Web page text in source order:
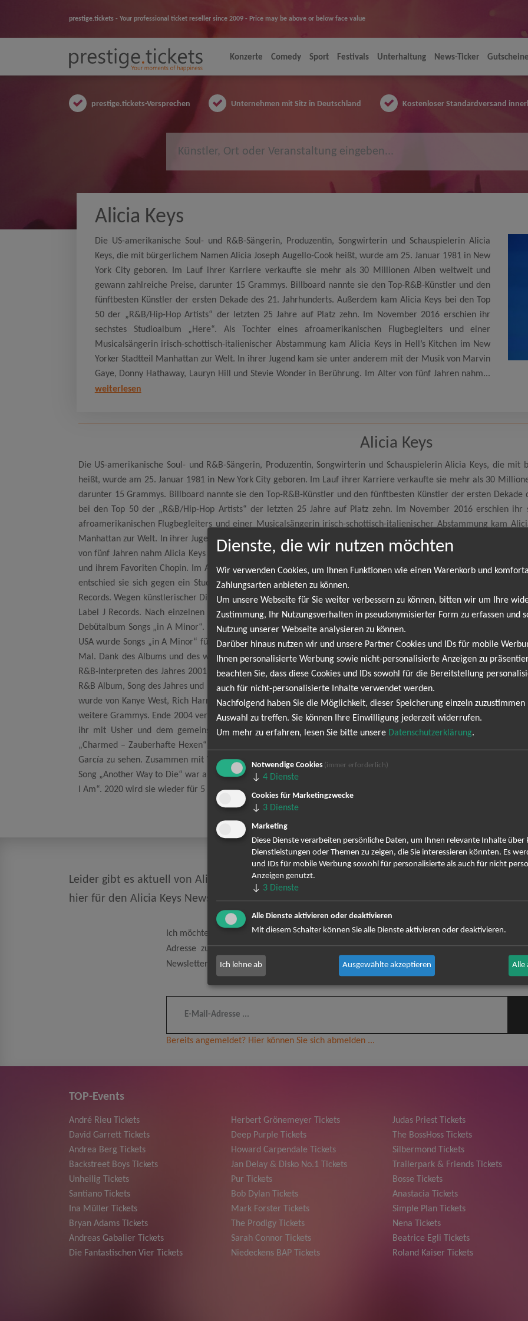
prestige.tickets - Your professional ticket reseller since 2009 - Price may be above or below face value
Konzerte Comedy Sport Festivals Unterhaltung News-Ticker Gutscheine
prestige.tickets-Versprechen Unternehmen mit Sitz in Deutschland Kostenloser Standardversand
Alicia Keys
Die US-amerikanische Soul- und R&B-Sängerin, Produzentin, Songwirterin und Schauspielerin Alicia
Keys, die mit bürgerlichem Namen Alicia Joseph Augello-Cook heißt, wurde am 25. Januar 1981 in New
York City geboren. Im Lauf ihrer Karriere verkaufte sie mehr als 30 Millionen Alben weltweit und
gewann zahlreiche Preise, darunter 15 Grammys. Billboard nannte sie den Top-R&B-Künstler und den
fünftbesten Künstler der ersten Dekade des 21. Jahrhunderts. Außerdem kam Alicia Keys bei den Top
50 der „R&B/Hip-Hop Artists“ der letzten 25 Jahre auf Platz zehn. Im November 2016 erschien ihr
sechstes Studioalbum „Here“. Als Tochter eines afroamerikanischen Flugbegleiters und einer
Musicalsängerin irisch-schottisch-italienischer Abstammung kam Alicia Keys in Hell’s Kitchen im New
Yorker Stadtteil Manhattan zur Welt. In ihrer Jugend kam sie unter anderem mit der Musik von Marvin
Gaye, Donny Hathaway, Lauryn Hill und Stevie Wonder in Berührung. Im Alter von fünf Jahren nahm...
weiterlesen
Alicia Keys
Die US-amerikanische Soul- und R&B-Sängerin, Produzentin, Songwirterin und Schauspielerin Alicia Keys, die mit
heißt, wurde am 25. Januar 1981 in New York City geboren. Im Lauf ihrer Karriere verkaufte sie mehr als 30
darunter 15 Grammys. Billboard nannte sie den Top-R&B-Künstler und den fünftbesten Künstler der ersten Dekade
bei den Top 50 der „R&B/Hip-Hop Artists“ der letzten 25 Jahre auf Platz zehn. Im November 2016 erschien ihr
afroamerikanischen Flugbegleiters und einer Musicalsängerin irisch-schottisch-italienischer Abstammung kam
Manhattan zur Welt. In ihrer Jugend kam sie unter anderem mit der Musik von Marvin Gaye, Donny Hathaway,
von fünf Jahren nahm Alicia Keys erstmals Ballett- und Klavierunterricht. Sie spielte hauptsächlich klassische
und ihrem Favoriten Chopin. Im Alter von 16 Jahren schloss sie ihre High-School-Ausbildung vorzeitig ab. Obwohl
entschied sie sich gegen ein Studium und unterzeichnete stattdessen einen Demovertrag mit Jermaine Dupris
Records. Wegen künstlerischer Differenzen trennte sich Keys jedoch 1998 von Columbia und folgte Clive Davis,
Label J Records. Nach einzelnen Veröffentlichungen auf den Soundtracks zu Men in Black, Shaft – Noch
Debütalbum Songs „in A Minor“. Das Album verkaufte sich schon in der ersten Woche 236.000 Mal und
USA wurde Songs „in A Minor“ für 6,2 Millionen abgesetzte Exemplare sechs Mal mit Platin ausgezeichnet.
Mal. Dank des Albums und des weltweiten Nummer-eins-Hits „Fallin’“ sowie drei weiterer erfolgreicher
R&B-Interpreten des Jahres 2001. Bei den Grammy Awards 2002 gewann die Sängerin fünf Grammys, unter
R&B Album, Song des Jahres und beste R&B-Gesangsdarbietung einer Frau. Ende 2003 erschien mit „The Diary of
wurde von Kanye West, Rich Harrison, Timbaland und Kerry Krucial produziert. Sie verkaufte sich mehr als acht
weitere Grammys. Ende 2004 veröffentlichte die Künstlerin ihr erstes Buch, Tears for Water, ein Songbook mit
ihr mit Usher und dem gemeinsamen Duett „My Boo“ ein weiterer Nummer-eins-Hit. Nach diversen
„Charmed – Zauberhafte Hexen“ und „American Dreams“ war Alicia Keys 2007 in einer Nebenrolle im Film
García zu sehen. Zusammen mit White-Stripes-Frontmann Jack White nahm Alicia Keys 2008 den Titelsong zum
Song „Another Way to Die“ war als Download erhältlich und erschien sowohl auf dem Filmsoundtrack als auch auf
I Am“. 2020 wird sie wieder für 5 Konzerte nach Deutschland kommen, also sichern Sie sich jetzt schnell Ihre Tickets
NEWSLETTER
Leider gibt es aktuell von Alicia Keys keine Termine. Wir informieren dich jedoch gerne
hier für den Alicia Keys Newsletter anmelden und keine Angebote und Tourdaten mehr
Ich möchte den regelmäßig erscheinenden Newsletter abonnieren und bin daher mit einer
Adresse zum Zweck der Zustellung des Newsletters entsprechend der
Newsletter kann ich jederzeit wieder abbestellen.
Bereits angemeldet? Hier können Sie sich abmelden ...
TOP-Events
André Rieu Tickets
David Garrett Tickets
Andrea Berg Tickets
Backstreet Boys Tickets
Unheilig Tickets
Santiano Tickets
Ina Müller Tickets
Bryan Adams Tickets
Andreas Gabalier Tickets
Die Fantastischen Vier Tickets
Herbert Grönemeyer Tickets
Deep Purple Tickets
Howard Carpendale Tickets
Jan Delay & Disko No.1 Tickets
Pur Tickets
Bob Dylan Tickets
Mark Forster Tickets
The Prodigy Tickets
Sarah Connor Tickets
Niedeckens BAP Tickets
Judas Priest Tickets
The BossHoss Tickets
Silbermond Tickets
Trailerpark & Friends Tickets
Bosse Tickets
Anastacia Tickets
Simple Plan Tickets
Nena Tickets
Beatrice Egli Tickets
Roland Kaiser Tickets
Dienste, die wir nutzen möchten
Wir verwenden Cookies, um Ihnen Funktionen wie einen Warenkorb und
Zahlungsarten anbieten zu können.
Um unsere Webseite für Sie weiter verbessern zu können, bitten wir um Ihre
Zustimmung, Ihr Nutzungsverhalten in pseudonymisierter Form zu erfassen und
Nutzung unserer Webseite analysieren zu können.
Darüber hinaus nutzen wir und unsere Partner Cookies und IDs für mobile
Ihnen personalisierte Werbung sowie nicht-personalisierte Anzeigen zu
beachten Sie, dass diese Cookies und IDs sowohl für die Bereitstellung
auch für nicht-personalisierte Inhalte verwendet werden.
Nachfolgend haben Sie die Möglichkeit, dieser Speicherung einzeln zuzustimmen
Auswahl zu treffen. Sie können Ihre Einwilligung jederzeit widerrufen.
Um mehr zu erfahren, lesen Sie bitte unsere Datenschutzerklärung.
Notwendige Cookies (immer erforderlich)
↓ 4 Dienste
Cookies für Marketingzwecke
↓ 3 Dienste
Marketing
Diese Dienste verarbeiten persönliche Daten, um Ihnen relevante Inhalte über
Dienstleistungen oder Themen zu zeigen, die Sie interessieren könnten. Es
und IDs für mobile Werbung sowohl für personalisierte als auch für nicht
Anzeigen genutzt.
↓ 3 Dienste
Alle Dienste aktivieren oder deaktivieren
Mit diesem Schalter können Sie alle Dienste aktivieren oder deaktivieren.
Ich lehne ab Ausgewählte akzeptieren Alle